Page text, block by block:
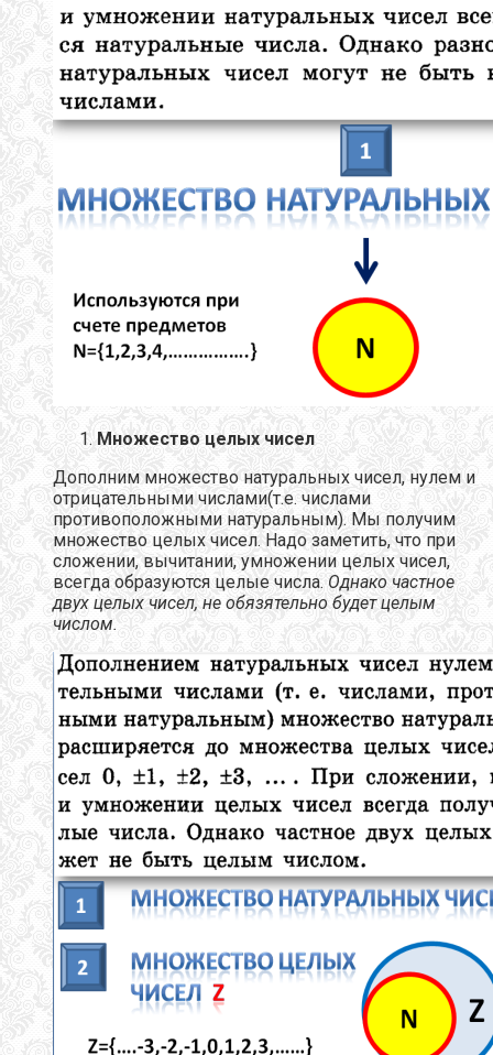
Множество целых чисел
Дополним множество натуральных чисел, нулем и
отрицательными числами(т.е. числами
противоположными натуральным). Мы получим
множество целых чисел. Надо заметить, что при
сложении, вычитании, умножении целых чисел,
всегда образуются целые числа. Однако частное
двух целых чисел, не обязятельно будет целым
числом.